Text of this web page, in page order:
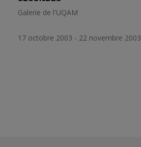
Galerie de l'UQAM
17 octobre 2003 - 22 novembre 2003